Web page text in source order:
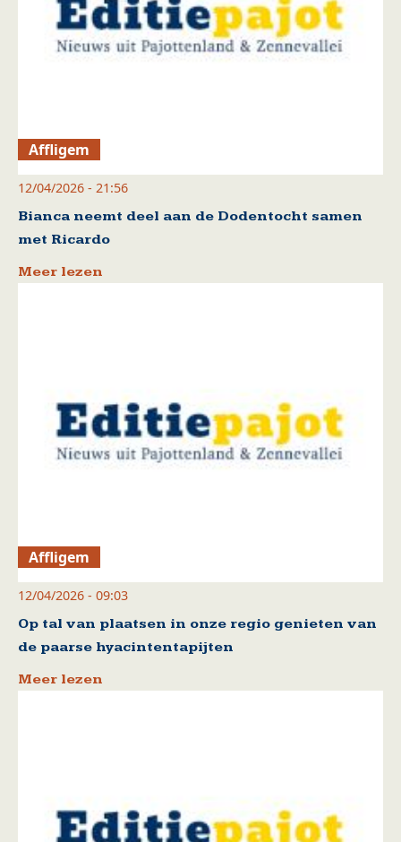
Affligem
12/04/2026 - 21:56
Bianca neemt deel aan de Dodentocht samen
met Ricardo
Meer lezen
Affligem
12/04/2026 - 09:03
Op tal van plaatsen in onze regio genieten van
de paarse hyacintentapijten
Meer lezen